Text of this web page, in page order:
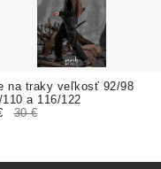
na traky veľkosť 92/98
110 a 116/122
30 €